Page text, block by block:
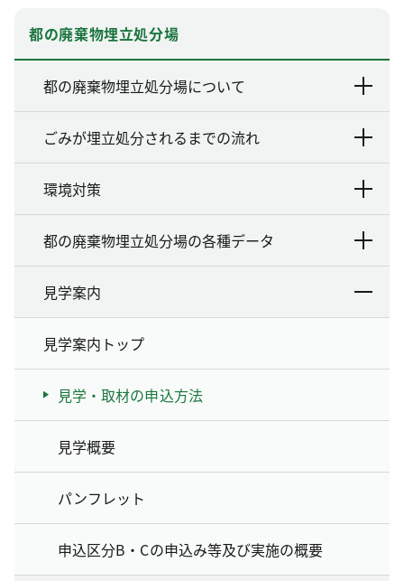
都の廃棄物埋立処分場
都の廃棄物埋立処分場について
ごみが埋立処分されるまでの流れ
環境対策
都の廃棄物埋立処分場の各種データ
見学案内
見学案内トップ
見学・取材の申込方法
見学概要
パンフレット
申込区分B・Cの申込み等及び実施の概要